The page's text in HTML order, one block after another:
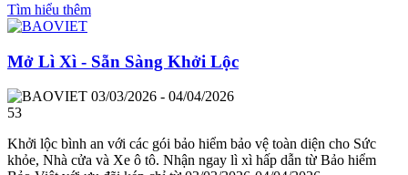
Tìm hiểu thêm
Mở Lì Xì - Sẵn Sàng Khởi Lộc
03/03/2026 - 04/04/2026
53
Khởi lộc bình an với các gói bảo hiểm bảo vệ toàn diện cho Sức
khỏe, Nhà cửa và Xe ô tô. Nhận ngay lì xì hấp dẫn từ Bảo hiểm